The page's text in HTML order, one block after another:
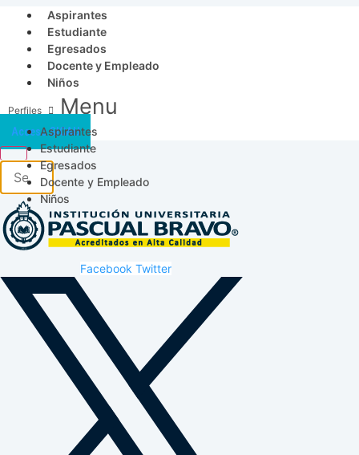
Aspirantes
Estudiante
Egresados
Docente y Empleado
Niños
Menu
Aspirantes
Estudiante
Egresados
Docente y Empleado
Niños
Acceso SICAU
Facebook Twitter